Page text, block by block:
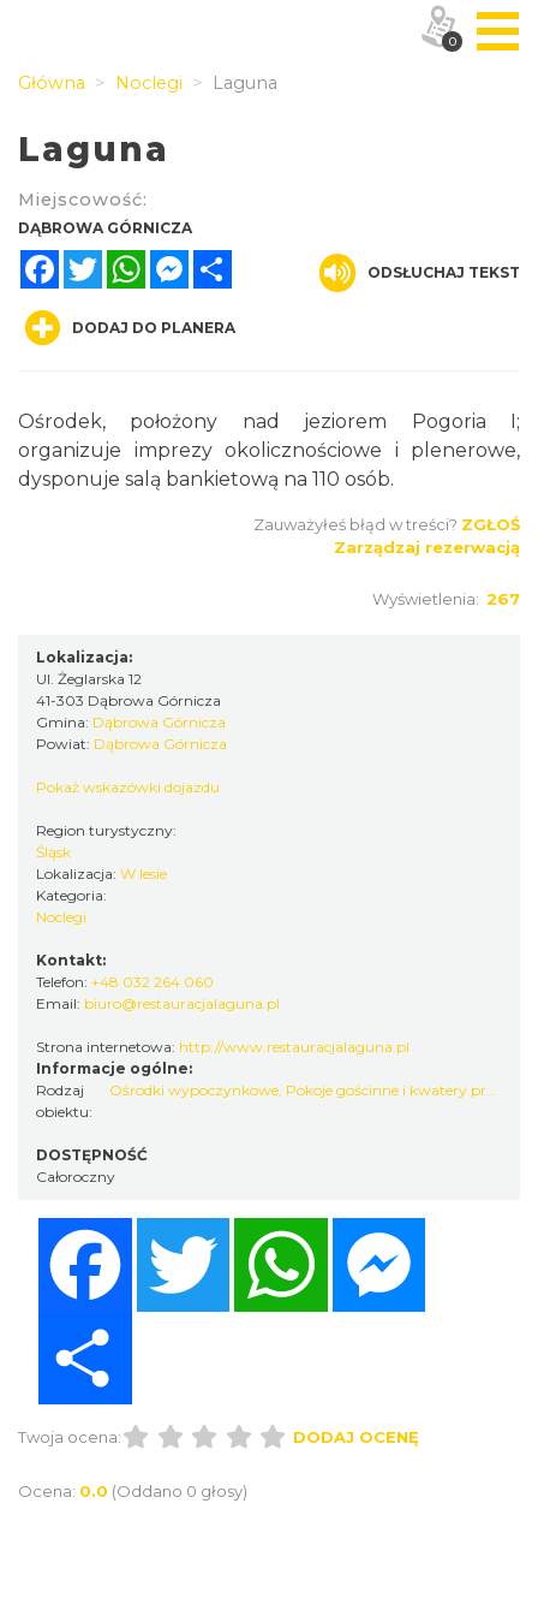
Główna Noclegi Laguna
Laguna
Miejscowość:
DĄBROWA GÓRNICZA
FacebookTwitterWhatsAppMessenger
ODSŁUCHAJ TEKST
DODAJ DO PLANERA
Ośrodek, położony nad jeziorem Pogoria I;
organizuje imprezy okolicznościowe i plenerowe,
dysponuje salą bankietową na 110 osób.
Zauważyłeś błąd w treści? ZGŁOŚ
Zarządzaj rezerwacją
Wyświetlenia: 267
Lokalizacja:
Ul. Żeglarska 12
41-303 Dąbrowa Górnicza
Gmina: Dąbrowa Górnicza
Powiat: Dąbrowa Górnicza
Pokaż wskazówki dojazdu
Region turystyczny:
Śląsk
Lokalizacja: W lesie
Kategoria:
Noclegi
Kontakt:
Telefon: +48 032 264 060
Email: biuro@restauracjalaguna.pl
Strona internetowa: http://www.restauracjalaguna.pl
Informacje ogólne:
Rodzaj
obiektu:
Ośrodki wypoczynkowe, Pokoje gościnne i kwatery prywatne
DOSTĘPNOŚĆ
Całoroczny
Twitter WhatsApp
Twoja ocena: DODAJ OCENĘ
Ocena: 0.0 (Oddano 0 głosy)
0